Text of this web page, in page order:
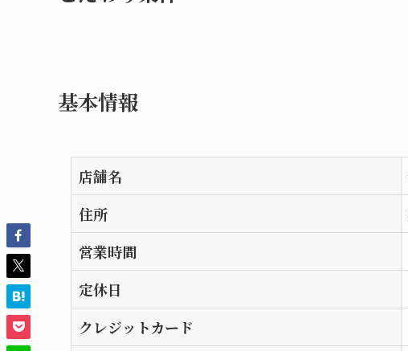
基本情報
店舗名
住所
営業時間
定休日
クレジットカード